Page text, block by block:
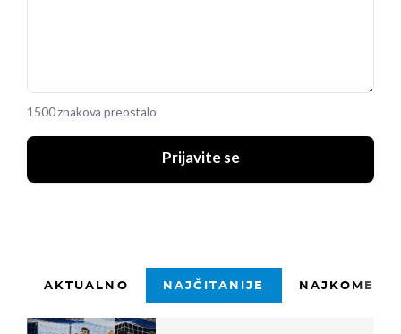
1500 znakova preostalo
Prijavite se
AKTUALNO NAJČITANIJE